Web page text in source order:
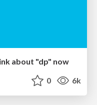
about "dp" now
0 6k